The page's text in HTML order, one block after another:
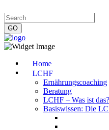
Home
LCHF
Ernährungscoaching
Beratung
LCHF – Was ist das?
Basiswissen: Die